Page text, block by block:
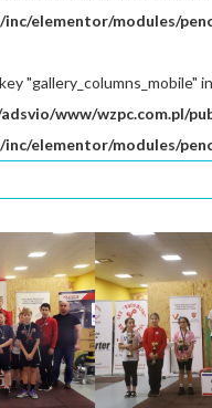
elementor/modules/
"gallery_columns_mobile" in
www/wzpc.com.pl/
elementor/modules/